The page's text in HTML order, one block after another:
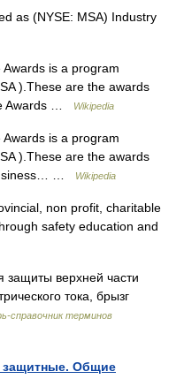
as (NYSE: MSA) Industry
is a program
).These are the awards
Awards …
Wikipedia
is a program
).These are the awards
…
Wikipedia
non profit, charitable
safety education and
защиты верхней части
тока, брызг
справочник терминов
защитные. Общие